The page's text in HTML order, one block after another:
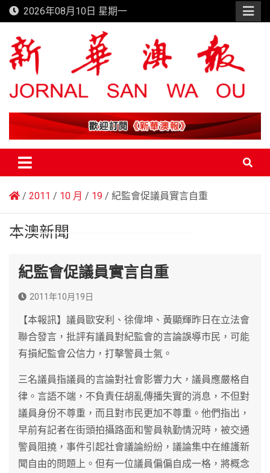
Skip
to
content
2026年08月10日 星期一
新華澳報
2011 10 月 19 紀監會促議員實言自重
本澳新聞
紀監會促議員實言自重
2011年10月19日
【本報訊】議員歐安利、徐偉坤、黃顯輝昨日在立法會
聯合發言，批評有議員對紀監會的言論誤導市民，可能
有損紀監會公信力，打擊警員士氣。
三名議員指議員的言論對社會影響力大，議員應嚴格自
律。言語不端，不負責任胡亂傳播失實的消息，不但對
議員身份不尊重，而且對市民更加不尊重。他們指出，
早前有記者在街頭拍攝路面和警員執勤情況時，被交通
警員阻撓，事件引起社會議論紛紛，議論集中在維護新
聞自由的問題上。但有一位議員偏偏自成一格，將概念